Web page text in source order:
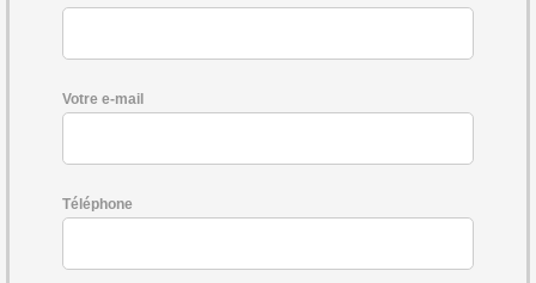
Votre e-mail
Téléphone